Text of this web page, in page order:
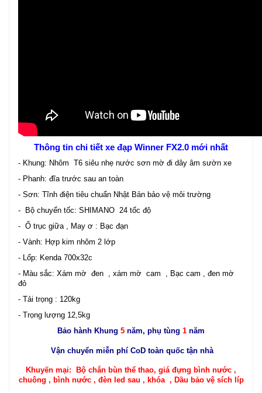
Thông tin chi tiết xe đạp Winner FX2.0 mới nhất
- Khung: Nhôm T6 siêu nhẹ nước sơn mờ đi dây âm sườn xe
- Phanh: đĩa trước sau an toàn
- Sơn: Tĩnh điện tiêu chuẩn Nhật Bản bảo vệ môi trường
- Bộ chuyển tốc: SHIMANO 24 tốc độ
- Ổ trục giữa , May ơ : Bạc đạn
- Vành: Hợp kim nhôm 2 lớp
- Lốp: Kenda 700x32c
- Màu sắc: Xám mờ đen , xám mờ cam , Bạc cam , đen mờ
đỏ
- Tải trọng : 120kg
- Trọng lượng 12,5kg
Bảo hành Khung 5 năm, phụ tùng 1 năm
Vận chuyển miễn phí CoD toàn quốc tận nhà
Khuyến mại: Bộ chắn bùn thể thao, giá đựng bình nước ,
chuông , bình nước , đèn led sau , khóa , Dầu bảo vệ sích líp